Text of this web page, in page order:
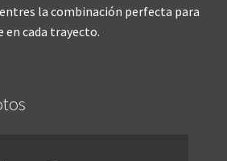
la combinación perfecta para
cada trayecto.